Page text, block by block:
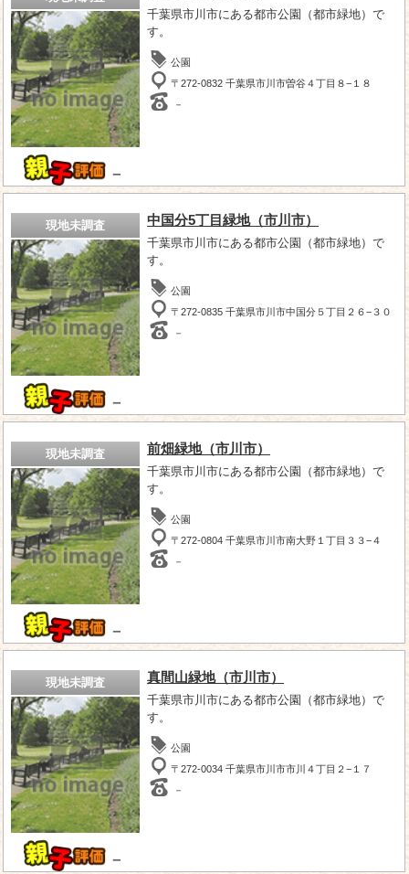
－
千葉県市川市にある都市公園（都市緑地）で
す。
公園
〒272-0832 千葉県市川市曽谷４丁目８−１８
－
現地未調査
－
中国分5丁目緑地（市川市）
千葉県市川市にある都市公園（都市緑地）で
す。
公園
〒272-0835 千葉県市川市中国分５丁目２６−３０
－
現地未調査
－
前畑緑地（市川市）
千葉県市川市にある都市公園（都市緑地）で
す。
公園
〒272-0804 千葉県市川市南大野１丁目３３−４
－
現地未調査
－
真間山緑地（市川市）
千葉県市川市にある都市公園（都市緑地）で
す。
公園
〒272-0034 千葉県市川市市川４丁目２−１７
－